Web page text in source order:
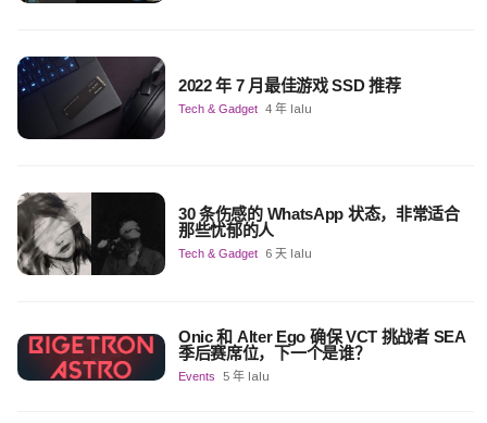
2022 年 7 月最佳游戏 SSD 推荐
Tech & Gadget 4 年 lalu
30 条伤感的 WhatsApp 状态，非常适合
那些忧郁的人
Tech & Gadget 6 天 lalu
Onic 和 Alter Ego 确保 VCT 挑战者 SEA
季后赛席位，下一个是谁？
Events 5 年 lalu